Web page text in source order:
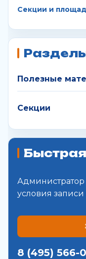
Секции и
Полезные
Секции
Администратор
условия
8 (495) 566-